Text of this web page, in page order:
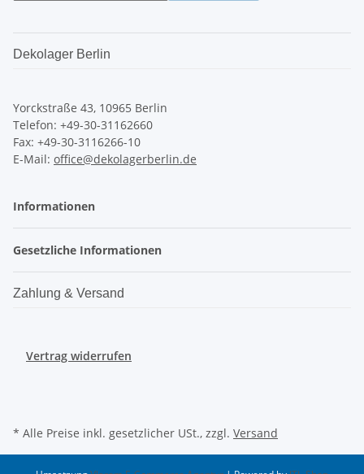
Dekolager Berlin
Yorckstraße 43, 10965 Berlin
Telefon: +49-30-31162660
Fax: +49-30-3116266-10
E-Mail: office@dekolagerberlin.de
Informationen
Gesetzliche Informationen
Zahlung & Versand
Vertrag widerrufen
* Alle Preise inkl. gesetzlicher USt., zzgl. Versand